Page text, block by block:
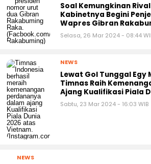
Soal Kemungkinan
Kabinetnya Begini
Wapres Gibran
Selasa, 26 Mar 2024 - 08:44
NEWS
Lewat Gol Tunggal Egy
Timnas Raih
Ajang Kualifikasi Piala
Sabtu, 23 Mar 2024 - 16:03 WIB
NEWS